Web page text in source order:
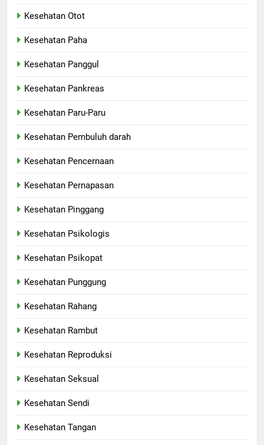
Kesehatan Otot
Kesehatan Paha
Kesehatan Panggul
Kesehatan Pankreas
Kesehatan Paru-Paru
Kesehatan Pembuluh darah
Kesehatan Pencernaan
Kesehatan Pernapasan
Kesehatan Pinggang
Kesehatan Psikologis
Kesehatan Psikopat
Kesehatan Punggung
Kesehatan Rahang
Kesehatan Rambut
Kesehatan Reproduksi
Kesehatan Seksual
Kesehatan Sendi
Kesehatan Tangan